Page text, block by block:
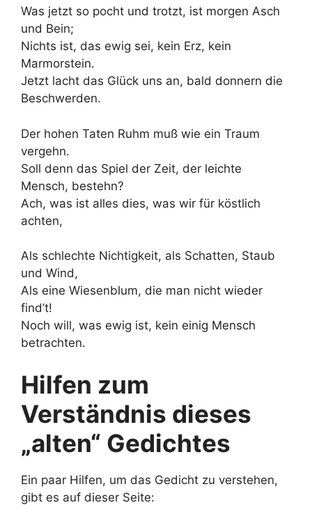
Was jetzt so pocht und trotzt, ist morgen Asch
und Bein;
Nichts ist, das ewig sei, kein Erz, kein
Marmorstein.
Jetzt lacht das Glück uns an, bald donnern die
Beschwerden.
Der hohen Taten Ruhm muß wie ein Traum
vergehn.
Soll denn das Spiel der Zeit, der leichte
Mensch, bestehn?
Ach, was ist alles dies, was wir für köstlich
achten,
Als schlechte Nichtigkeit, als Schatten, Staub
und Wind,
Als eine Wiesenblum, die man nicht wieder
find’t!
Noch will, was ewig ist, kein einig Mensch
betrachten.
Hilfen zum
Verständnis dieses
„alten“ Gedichtes
Ein paar Hilfen, um das Gedicht zu verstehen,
gibt es auf dieser Seite: